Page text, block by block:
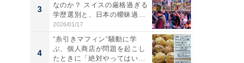
3
なのか？ スイスの厳格過ぎる
学歴選別と、日本の曖昧過
ぎ...
2026/01/17
4
“糸引きマフィン”騒動に学
ぶ、個人商店が問題を起こし
たときに「絶対やってはいけ